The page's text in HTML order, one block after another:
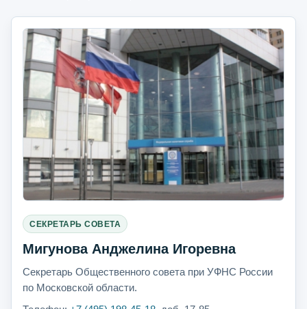
СЕКРЕТАРЬ СОВЕТА
Мигунова Анджелина Игоревна
Секретарь Общественного совета при УФНС России
по Московской области.